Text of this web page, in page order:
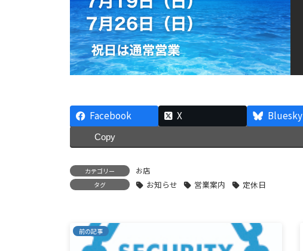
Facebook X Bluesky
Copy
カテゴリー お店
タグ お知らせ 営業案内 定休日
前の記事